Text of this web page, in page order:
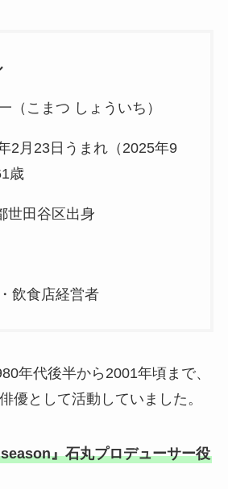
（こまつ しょういち）
2月23日うまれ（2025年9
歳
世田谷区出身
飲食店経営者
年代後半から2001年頃まで、
優として活動していました。
』石丸プロデューサー役